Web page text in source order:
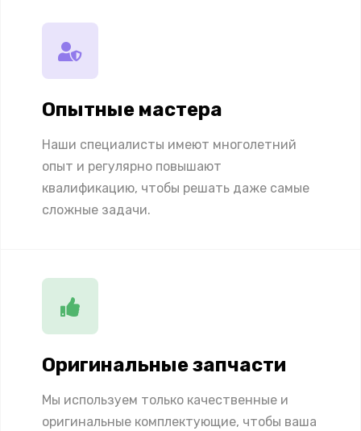
Опытные мастера
Наши специалисты имеют многолетний
опыт и регулярно повышают
квалификацию, чтобы решать даже самые
сложные задачи.
Оригинальные запчасти
Мы используем только качественные и
оригинальные комплектующие, чтобы ваша